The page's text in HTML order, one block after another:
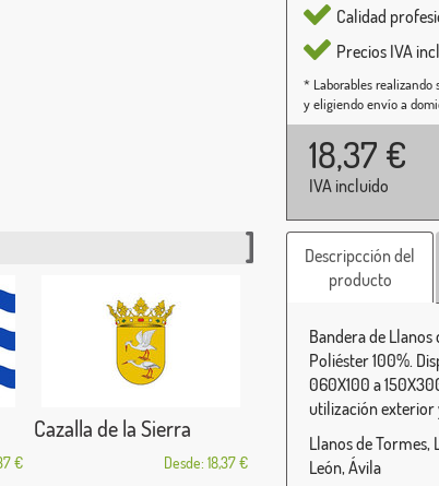
Calidad
Precios IVA
* Laborables realizando
y eligiendo envío a
18,37 €
IVA incluido
€
Cazalla de la Sierra
Desde: 18,37 €
Descripcción del
producto
Bandera de Llanos
Poliéster 100%.
060X100 a
utilización exterior
Llanos de Tormes,
León, Ávila